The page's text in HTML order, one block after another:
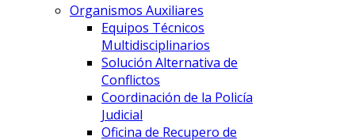
Organismos Auxiliares
Equipos Técnicos
Multidisciplinarios
Solución Alternativa de
Conflictos
Coordinación de la Policía
Judicial
Oficina de Recupero de